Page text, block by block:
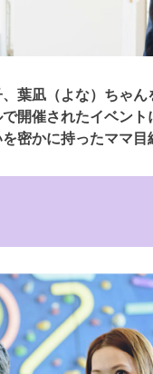
葉凪（よな）ちゃ
開催されたイベン
密かに持ったママ